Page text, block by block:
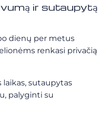
ir sutaupytą
dienų per metus
renkasi privačią
laikas, sutaupytas
palyginti su